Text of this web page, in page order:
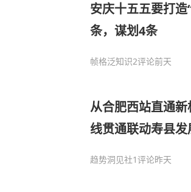
安庆十五五要打
条，谋划4条
帧格泛知识2评论前天
从合肥西站直通
线贯通联动寿县发
趋势洞见社1评论昨天